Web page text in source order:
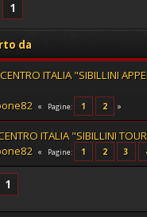
1
da
ITALIA "SIBILLINI
Pagine 1 2
ITALIA "SIBILLINI
Pagine 1 2 3
1